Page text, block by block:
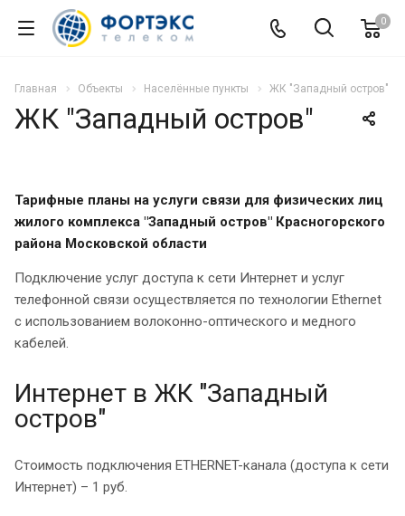
0
Главная Объекты Населённые пункты ЖК "Западный остров"
ЖК "Западный остров"
Тарифные планы на услуги связи для физических лиц
жилого комплекса "Западный остров" Красногорского
района Московской области
Подключение услуг доступа к сети Интернет и услуг
телефонной связи осуществляется по технологии Ethernet
с использованием волоконно-оптического и медного
кабелей.
Интернет в ЖК "Западный
остров"
Стоимость подключения ETHERNET-канала (доступа к сети
Интернет) – 1 руб.